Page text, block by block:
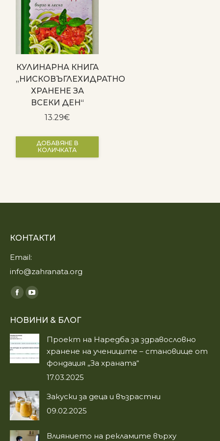
КУЛИНАРНА КНИГА
„НИСКОВЪГЛЕХИДРАТНО
ХРАНЕНЕ ЗА
ВСЕКИ ДЕН“
13.29€
ДОБАВЯНЕ В
КОЛИЧКАТА
КОНТАКТИ
Email:
info@zahranata.org
Find us on:
Facebook
opens
in
new
window
YouTube
opens
in
new
window
НОВИНИ & БЛОГ
Проект на Наредба за здравословно
хранене на учениците – становище от
фондация „За храната“
17.03.2025
Закуски за деца и възрастни
09.02.2025
Влиянието на рекламите върху